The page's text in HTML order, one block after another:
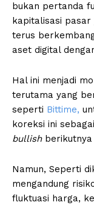
bukan pertanda
kapitalisasi pasar
terus
aset digital
Hal ini menjadi
terutama yang
seperti Bittime,
koreksi ini
bullish
Namun, Seperti
mengandung
fluktuasi harga,